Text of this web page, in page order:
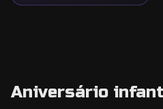
Aniversário